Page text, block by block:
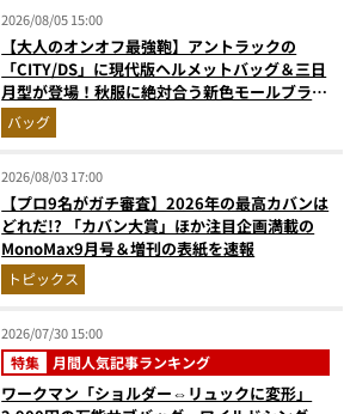
2026/08/05 15:00
【大人のオンオフ最強鞄】アントラックの
「CITY/DS」に現代版ヘルメットバッグ＆三日
月型が登場！秋服に絶対合う新色モールブラウ
ンが傑作
バッグ
2026/08/03 17:00
【プロ9名がガチ審査】2026年の最高カバンは
どれだ!? 「カバン大賞」ほか注目企画満載の
MonoMax9月号＆増刊の表紙を速報
トピックス
2026/07/30 15:00
特集 月間人気記事ランキング
ワークマン「ショルダー⇔リュックに変形」